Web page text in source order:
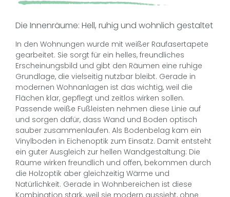
Die Innenräume: Hell, ruhig und wohnlich gestaltet
In den Wohnungen wurde mit weißer Raufasertapete
gearbeitet. Sie sorgt für ein helles, freundliches
Erscheinungsbild und gibt den Räumen eine ruhige
Grundlage, die vielseitig nutzbar bleibt. Gerade in
modernen Wohnanlagen ist das wichtig, weil die
Flächen klar, gepflegt und zeitlos wirken sollen.
Passende weiße Fußleisten nehmen diese Linie auf
und sorgen dafür, dass Wand und Boden optisch
sauber zusammenlaufen. Als Bodenbelag kam ein
Vinylboden in Eichenoptik zum Einsatz. Damit entsteht
ein guter Ausgleich zur hellen Wandgestaltung: Die
Räume wirken freundlich und offen, bekommen durch
die Holzoptik aber gleichzeitig Wärme und
Natürlichkeit. Gerade in Wohnbereichen ist diese